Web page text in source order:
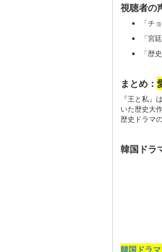
視聴者の
「チ
「宮
「歴
まとめ：
『王と私』
いた歴史大
歴史ドラマ
韓国ドラ
韓国ドラ